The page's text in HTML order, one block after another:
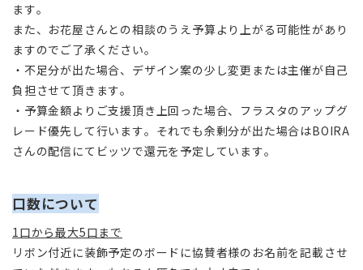
ます。
また、お花屋さんとの相談のうえ予算より上がる可能性があり
ますのでご了承ください。
・不足分が出た場合、デザイン案の少し変更または主催が自己
負担させて頂きます。
・予算金額よりご支援頂き上回った場合、フラスタのアップグ
レード優先して行います。それでも余剰分が出た場合はBOIRA
さんの配信にてビッツで還元を予定しています。
口数について
1口から最大5口まで
リボン付近に装飾予定のボードに協賛者様のお名前を記載させ